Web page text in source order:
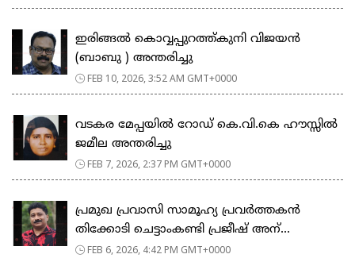
ഇരിങ്ങൽ കൊവ്വപ്പുറത്ത്കുനി വിജയൻ
(ബാബു ) അന്തരിച്ചു
FEB 10, 2026, 3:52 AM GMT+0000
വടകര മേപ്പയിൽ റോഡ് കെ.വി.കെ ഹൗസ്സിൽ
ജമീല അന്തരിച്ചു
FEB 7, 2026, 2:37 PM GMT+0000
പ്രമുഖ പ്രവാസി സാമൂഹ്യ പ്രവർത്തകൻ
തിക്കോടി ചെട്ടാംകണ്ടി പ്രജീഷ് അന്...
FEB 6, 2026, 4:42 PM GMT+0000